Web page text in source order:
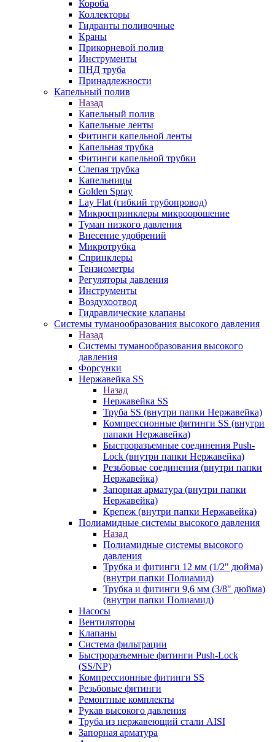
Короба
Коллекторы
Гидранты поливочные
Краны
Прикорневой полив
Инструменты
ПНД труба
Принадлежности
Капельный полив
Назад
Капельный полив
Капельные ленты
Фитинги капельной ленты
Капельная трубка
Фитинги капельной трубки
Слепая трубка
Капельницы
Golden Spray
Lay Flat (гибкий трубопровод)
Микроспринклеры микроорошение
Туман низкого давления
Внесение удобрений
Микротрубка
Спринклеры
Тензиометры
Регуляторы давления
Инструменты
Воздухоотвод
Гидравлические клапаны
Системы туманообразования высокого давления
Назад
Системы туманообразования высокого
давления
Форсунки
Нержавейка SS
Назад
Нержавейка SS
Труба SS (внутри папки Нержавейка)
Компрессионные фитинги SS (внутри
папаки Нержавейка)
Быстроразъемные соединения Push-
Lock (внутри папки Нержавейка)
Резьбовые соединения (внутри папки
Нержавейка)
Запорная арматура (внутри папки
Нержавейка)
Крепеж (внутри папки Нержавейка)
Полиамидные системы высокого давления
Назад
Полиамидные системы высокого
давления
Трубка и фитинги 12 мм (1/2" дюйма)
(внутри папки Полиамид)
Трубка и фитинги 9,6 мм (3/8" дюйма)
(внутри папки Полиамид)
Насосы
Вентиляторы
Клапаны
Система фильтрации
Быстроразъемные фитинги Push-Lock
(SS/NP)
Компрессионные фитинги SS
Резьбовые фитинги
Ремонтные комплекты
Рукав высокого давления
Труба из нержавеющий стали AISI
Запорная арматура